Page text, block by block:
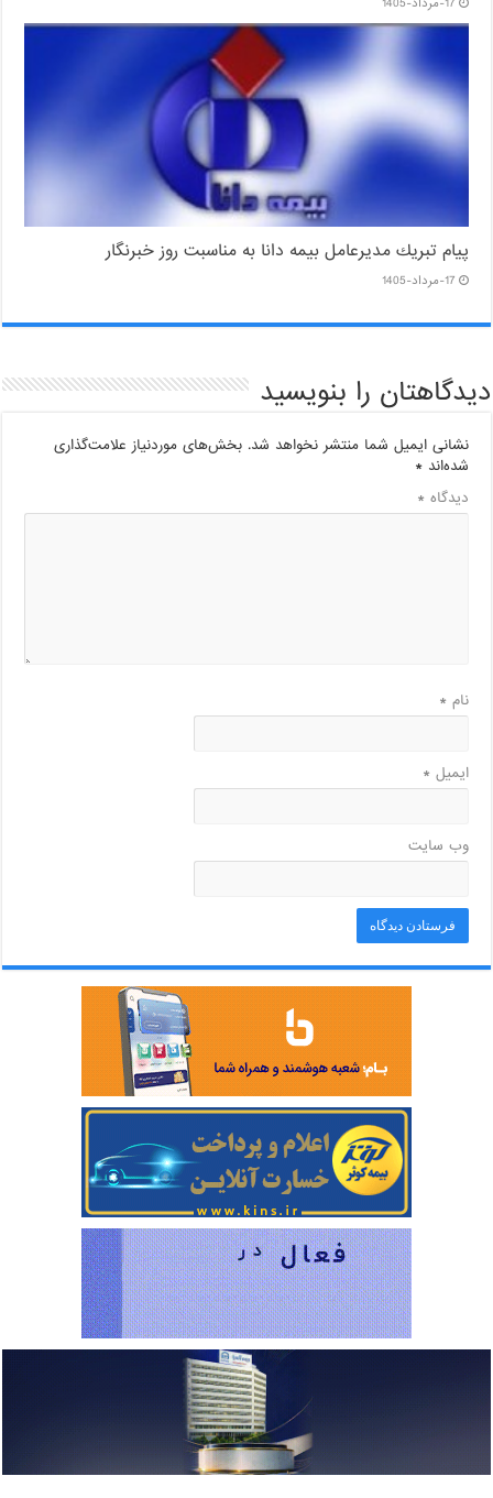
پیام ‌تبریك‌ مدیرعامل بیمه دانا به مناسبت روز خبرنگار
17-مرداد-1405
دیدگاهتان را بنویسید
نشانی ایمیل شما منتشر نخواهد شد. بخش‌های موردنیاز علامت‌گذاری
شده‌اند*
دیدگاه*
نام*
ایمیل*
وب‌ سایت